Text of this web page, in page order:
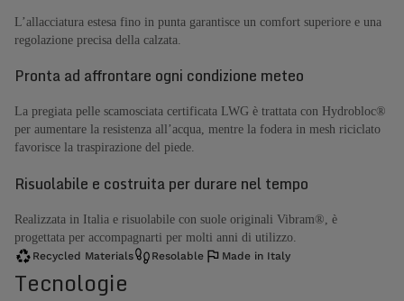
L’allacciatura estesa fino in punta garantisce un comfort superiore e una
regolazione precisa della calzata.
Pronta ad affrontare ogni condizione meteo
La pregiata pelle scamosciata certificata LWG è trattata con Hydrobloc®
per aumentare la resistenza all’acqua, mentre la fodera in mesh riciclato
favorisce la traspirazione del piede.
Risuolabile e costruita per durare nel tempo
Realizzata in Italia e risuolabile con suole originali Vibram®, è
progettata per accompagnarti per molti anni di utilizzo.
Recycled Materials Resolable Made in Italy
Tecnologie